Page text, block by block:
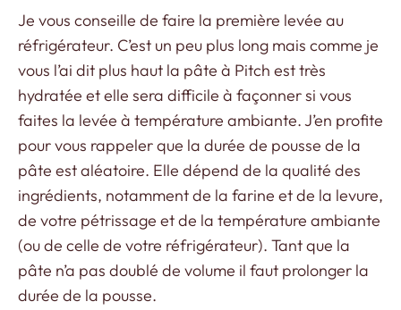
Je vous conseille de faire la première levée au
réfrigérateur. C’est un peu plus long mais comme je
vous l’ai dit plus haut la pâte à Pitch est très
hydratée et elle sera difficile à façonner si vous
faites la levée à température ambiante. J’en profite
pour vous rappeler que la durée de pousse de la
pâte est aléatoire. Elle dépend de la qualité des
ingrédients, notamment de la farine et de la levure,
de votre pétrissage et de la température ambiante
(ou de celle de votre réfrigérateur). Tant que la
pâte n’a pas doublé de volume il faut prolonger la
durée de la pousse.